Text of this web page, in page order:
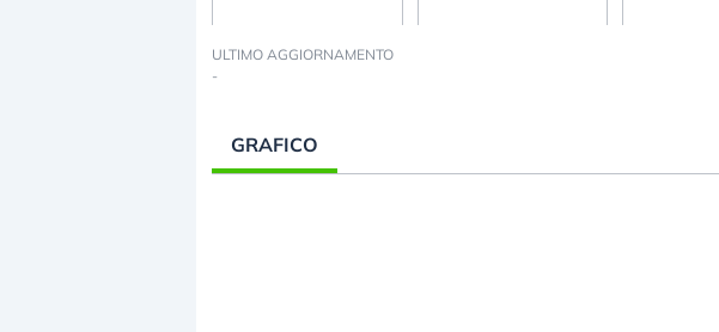
ULTIMO AGGIORNAMENTO
-
GRAFICO